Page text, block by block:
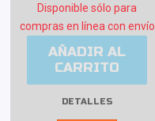
Disponible sólo para
compras en línea con envío
AÑADIR AL
CARRITO
DETALLES